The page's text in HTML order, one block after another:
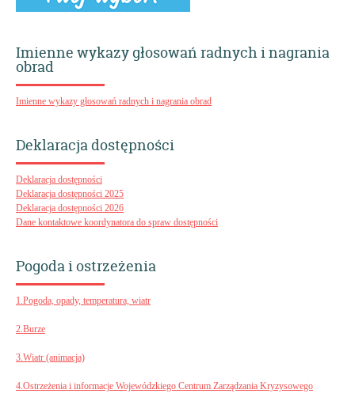
Imienne wykazy głosowań radnych i nagrania
obrad
Imienne wykazy głosowań radnych i nagrania obrad
Deklaracja dostępności
Deklaracja dostępności
Deklaracja dostępności 2025
Deklaracja dostępności 2026
Dane kontaktowe koordynatora do spraw dostępności
Pogoda i ostrzeżenia
1.Pogoda, opady, temperatura, wiatr
2.Burze
3.Wiatr (animacja)
4.Ostrzeżenia i informacje Wojewódzkiego Centrum Zarządzania Kryzysowego